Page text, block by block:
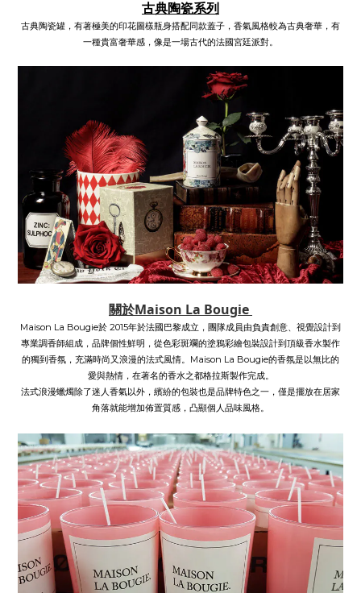
古典陶瓷系列
古典陶瓷罐，有著極美的印花圖樣瓶身搭配同款蓋子，香氣風格較為古典奢華，有
一種貴富奢華感，像是一場古代的法國宮廷派對。
關於Maison La Bougie
Maison La Bougie於 2015年於法國巴黎成立，團隊成員由負責創意、視覺設計到
專業調香師組成，品牌個性鮮明，從色彩斑斕的塗鴉彩繪包裝設計到頂級香水製作
的獨到香氛，充滿時尚又浪漫的法式風情。 Maison La Bougie的香氛是以無比的
愛與熱情，在著名的香水之都格拉斯製作完成。
法式浪漫蠟燭除了迷人香氣以外，繽紛的包裝也是品牌特色之一，僅是擺放在居家
角落就能增加佈置質感，凸顯個人品味風格。